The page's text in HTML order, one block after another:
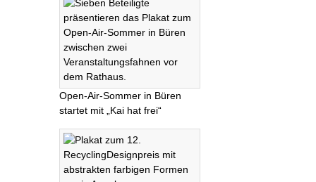
Open-Air-Sommer in Büren
startet mit „Kai hat frei“